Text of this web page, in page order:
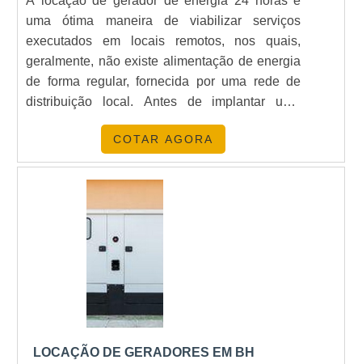
variado. Tudo isso, somado a uma equipe com
colaboradores proativos e eficientes, comprova
sua essência de trazer o melhor para todos os
clientes..
uma ótima maneira de viabilizar serviços
executados em locais remotos, nos quais,
geralmente, não existe alimentação de energia
de forma regular, fornecida por uma rede de
distribuição local. Antes de implantar uma
solução de fornecimento de energia, é preciso
contar com um estudo que definirá qual o
melhor grupo gerador a ser instalado para
suprir completamente a demanda apresentada,
COTAR AGORA
LOCAÇÃO DE GERADORES EM BH